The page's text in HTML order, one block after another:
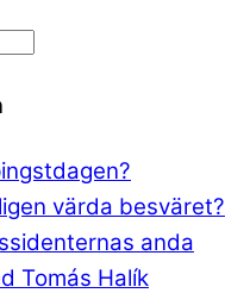
värda besväret?
anda
Tomás Halík